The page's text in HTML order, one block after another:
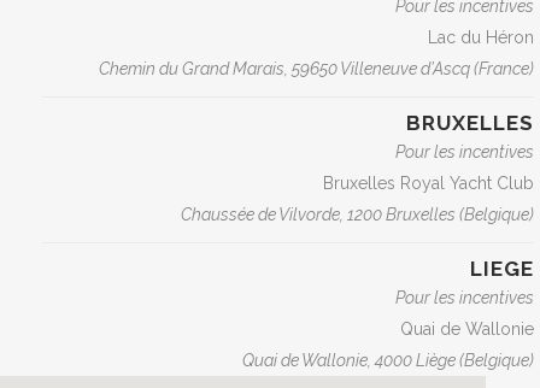
Pour les incentives
Lac du Héron
Chemin du Grand Marais, 59650 Villeneuve d’Ascq (France)
BRUXELLES
Pour les incentives
Bruxelles Royal Yacht Club
Chaussée de Vilvorde, 1200 Bruxelles (Belgique)
LIEGE
Pour les incentives
Quai de Wallonie
Quai de Wallonie, 4000 Liège (Belgique)